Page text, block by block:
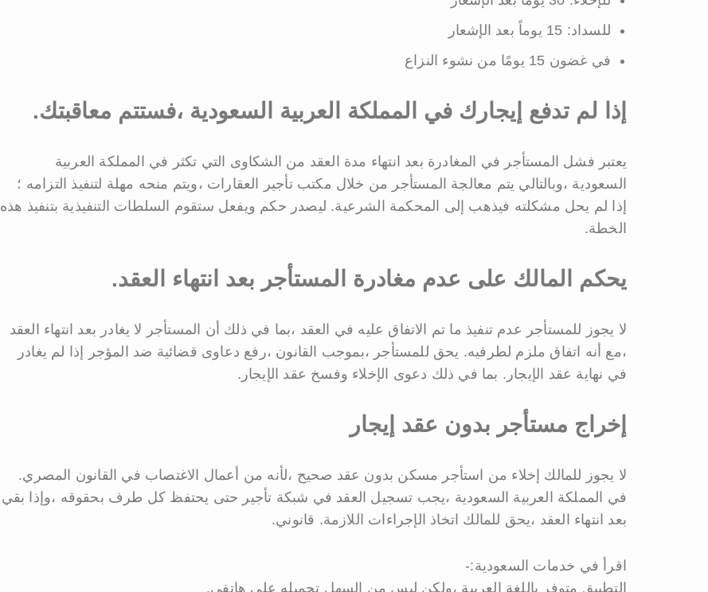
للسداد: 15 يوماً بعد الإشعار
في غضون 15 يومًا من نشوء النزاع
إذا لم تدفع إيجارك في المملكة العربية السعودية ،فستتم معاقبتك.
يعتبر فشل المستأجر في المغادرة بعد انتهاء مدة العقد من الشكاوى التي تكثر في المملكة العربية
السعودية ،وبالتالي يتم معالجة المستأجر من خلال مكتب تأجير العقارات ،ويتم منحه مهلة لتنفيذ التزامه ؛
إذا لم يحل مشكلته فيذهب إلى المحكمة الشرعية. ليصدر حكم ويفعل ستقوم السلطات التنفيذية بتنفيذ هذه
الخطة.
يحكم المالك على عدم مغادرة المستأجر بعد انتهاء العقد.
لا يجوز للمستأجر عدم تنفيذ ما تم الاتفاق عليه في العقد ،بما في ذلك أن المستأجر لا يغادر بعد انتهاء العقد
،مع أنه اتفاق ملزم لطرفيه. يحق للمستأجر ،بموجب القانون ،رفع دعاوى قضائية ضد المؤجر إذا لم يغادر
في نهاية عقد الإيجار. بما في ذلك دعوى الإخلاء وفسخ عقد الإيجار.
إخراج مستأجر بدون عقد إيجار
لا يجوز للمالك إخلاء من استأجر مسكن بدون عقد صحيح ،لأنه من أعمال الاغتصاب في القانون المصري.
في المملكة العربية السعودية ،يجب تسجيل العقد في شبكة تأجير حتى يحتفظ كل طرف بحقوقه ،وإذا بقي
بعد انتهاء العقد ،يحق للمالك اتخاذ الإجراءات اللازمة. قانوني.
اقرأ في خدمات السعودية:-
التطبيق متوفر باللغة العربية ،ولكن ليس من السهل تحميله على هاتفي.